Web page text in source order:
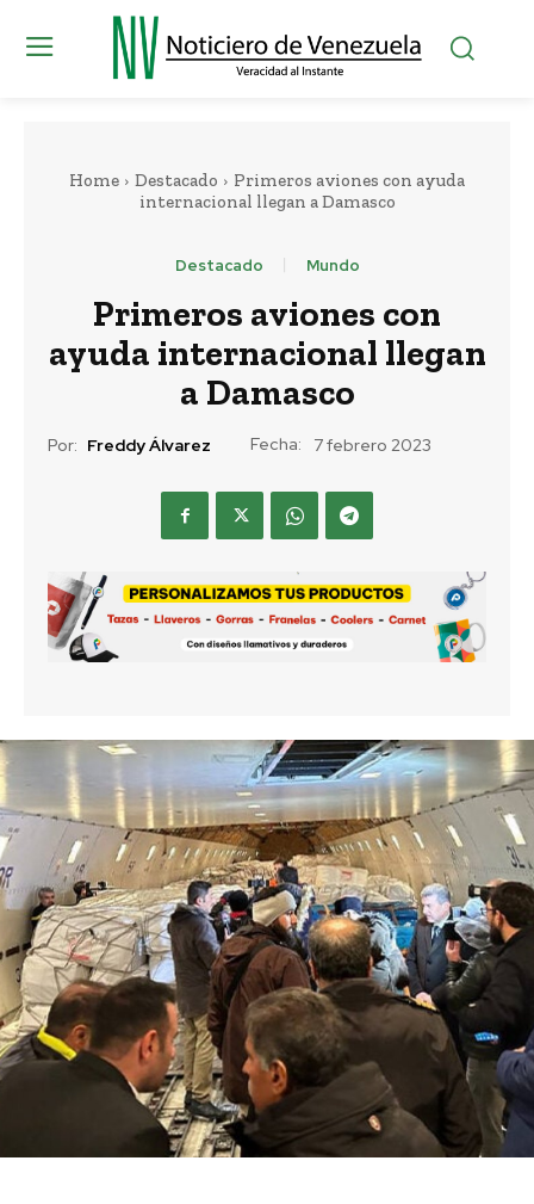
Home Destacado
Primeros aviones con ayuda
internacional llegan a Damasco
Destacado Mundo
Primeros aviones con
ayuda internacional llegan
a Damasco
Por: Freddy Álvarez Fecha: 7 febrero 2023